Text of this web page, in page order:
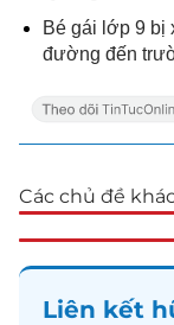
Bé gái lớp 9 bị
đường đến
Các chủ đề
Liên kết